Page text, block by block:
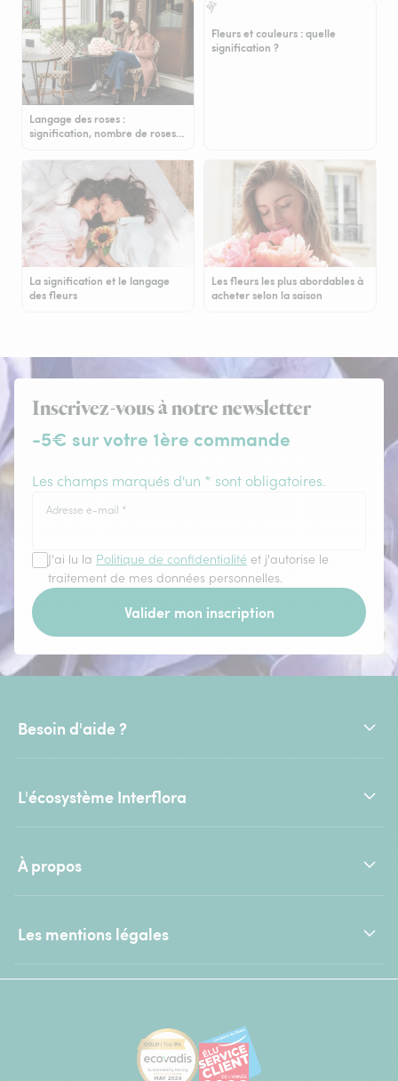
Langage des roses :
signification, nombre de roses…
Fleurs et couleurs : quelle
signification ?
La signification et le langage
des fleurs
Les fleurs les plus abordables à
acheter selon la saison
Inscrivez-vous à notre newsletter
-5€ sur votre 1ère commande
Les champs marqués d'un * sont obligatoires.
Adresse e-mail *
J'ai lu la Politique de confidentialité et j'autorise le
traitement de mes données personnelles.
Valider mon inscription
Besoin d'aide ?
L'écosystème Interflora
À propos
Les mentions légales